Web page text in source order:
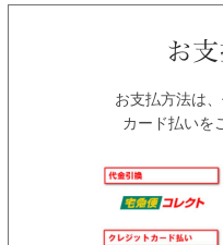
お支払方法は
カード払いを